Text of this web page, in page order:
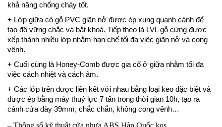
khả năng chống cháy tốt.
+ Lớp giữa có gỗ PVC giãn nở được ép xung quanh cánh để
tạo độ vững chắc và bắt khoá. Tiếp theo là LVL gỗ cứng được
xếp thành nhiều lớp nhằm hạn chế tối đa việc giãn nở và cong
vênh.
+ Cuối cùng là Honey-Comb được gia cố ở giữa nhằm tối đa
việc cách nhiệt và cách âm.
+ Các lớp trên được liên kết với nhau bằng loại keo đặc biệt và
được ép bằng máy thuỷ lực 7 tấn trong thời gian 10h, tạo ra
cánh cửa dày 39mm, chắc chắn, không cong vênh…
– Thông số kỹ thuật cửa nhựa ABS Hàn Quốc kos